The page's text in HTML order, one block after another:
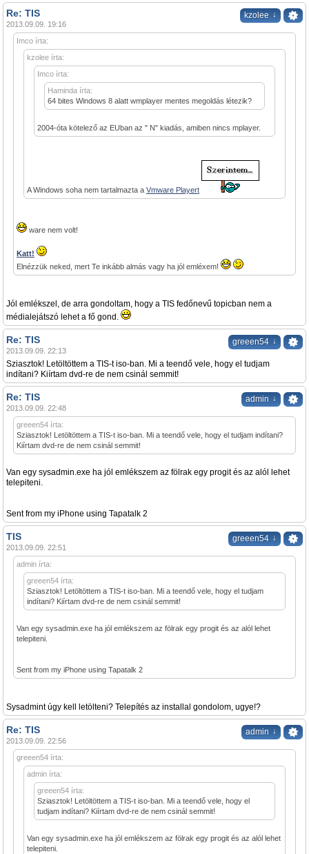
kzolee ↓
Re: TIS
2013.09.09. 19:16
Imco írta:
kzolee írta:
Imco írta:
Haminda írta:
64 bites Windows 8 alatt wmplayer mentes megoldás létezik?
2004-óta kötelező az EUban az " N" kiadás, amiben nincs mplayer.
A Windows soha nem tartalmazta a Vmware Playert
ware nem volt!
Katt!
Elnézzük neked, mert Te inkább almás vagy ha jól emléxem!
Jól emlékszel, de arra gondoltam, hogy a TIS fedőnevű topicban nem a
médialejátszó lehet a fő gond.
greeen54 ↓
Re: TIS
2013.09.09. 22:13
Sziasztok! Letöltöttem a TIS-t iso-ban. Mi a teendő vele, hogy el tudjam
indítani? Kiírtam dvd-re de nem csinál semmit!
admin ↓
Re: TIS
2013.09.09. 22:48
greeen54 írta:
Sziasztok! Letöltöttem a TIS-t iso-ban. Mi a teendő vele, hogy el tudjam indítani?
Kiírtam dvd-re de nem csinál semmit!
Van egy sysadmin.exe ha jól emlékszem az fölrak egy progit és az alól lehet
telepiteni.
Sent from my iPhone using Tapatalk 2
greeen54 ↓
TIS
2013.09.09. 22:51
admin írta:
greeen54 írta:
Sziasztok! Letöltöttem a TIS-t iso-ban. Mi a teendő vele, hogy el tudjam
indítani? Kiírtam dvd-re de nem csinál semmit!
Van egy sysadmin.exe ha jól emlékszem az fölrak egy progit és az alól lehet
telepiteni.
Sent from my iPhone using Tapatalk 2
Sysadmint úgy kell letölteni? Telepítés az installal gondolom, ugye!?
admin ↓
Re: TIS
2013.09.09. 22:56
greeen54 írta:
admin írta:
greeen54 írta:
Sziasztok! Letöltöttem a TIS-t iso-ban. Mi a teendő vele, hogy el
tudjam indítani? Kiírtam dvd-re de nem csinál semmit!
Van egy sysadmin.exe ha jól emlékszem az fölrak egy progit és az alól lehet
telepiteni.